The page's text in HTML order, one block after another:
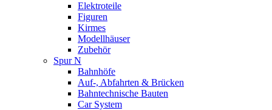
Elektroteile
Figuren
Kirmes
Modellhäuser
Zubehör
Spur N
Bahnhöfe
Auf-, Abfahrten & Brücken
Bahntechnische Bauten
Car System